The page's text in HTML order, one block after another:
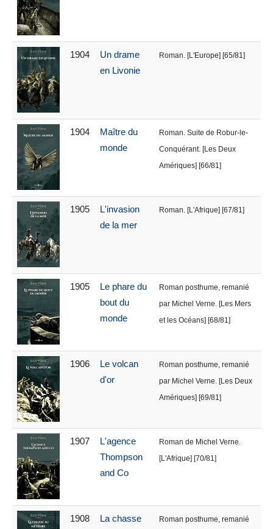
1904
Un drame
en Livonie
Roman. [L'Europe] [65/81]
1904
Maître du
monde
Roman. Suite de Robur-le-
Conquérant. [Les Deux
Amériques] [66/81]
1905
L'invasion
de la mer
Roman. [L'Afrique] [67/81]
1905
Le phare du
bout du
monde
Roman posthume, remanié
par Michel Verne. [Les Mers
et les Océans] [68/81]
1906
Le volcan
d'or
Roman posthume, remanié
par Michel Verne. [Les Deux
Amériques] [69/81]
1907
L'agence
Thompson
and Co
Roman de Michel Verne.
[L'Afrique] [70/81]
1908 La chasse Roman posthume, remanié